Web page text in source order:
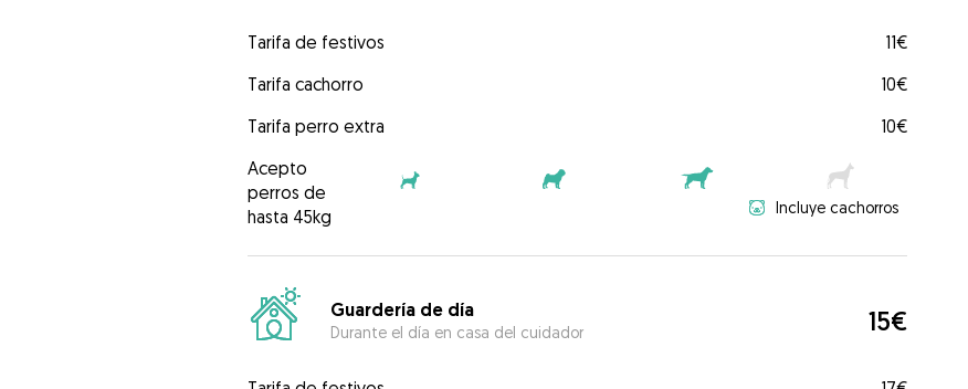
Tarifa de festivos
11€
Tarifa cachorro
10€
Tarifa perro extra
10€
Acepto
perros de
hasta 45kg
Incluye cachorros
Guardería de día
Durante el día en casa del cuidador 15€